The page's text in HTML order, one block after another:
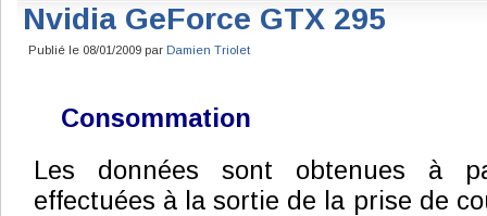
Nvidia GeForce GTX 295
Publié le 08/01/2009 par Damien Triolet
Consommation
Les données sont obtenues à
effectuées à la sortie de la prise de